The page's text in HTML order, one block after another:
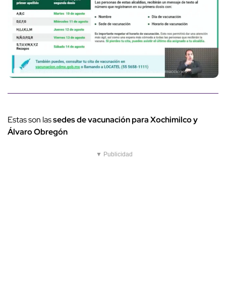
Estas son lassedes de vacunación para Xochimilco y
Álvaro Obregón
▼ Publicidad